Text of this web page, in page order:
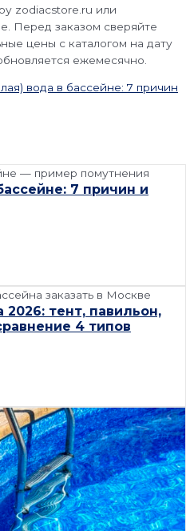
zodiacstore.ru или
Перед заказом сверяйте
цены с каталогом на дату
ежемесячно.
вода в бассейне: 7 причин
7 причин и
тент, павильон,
4 типов